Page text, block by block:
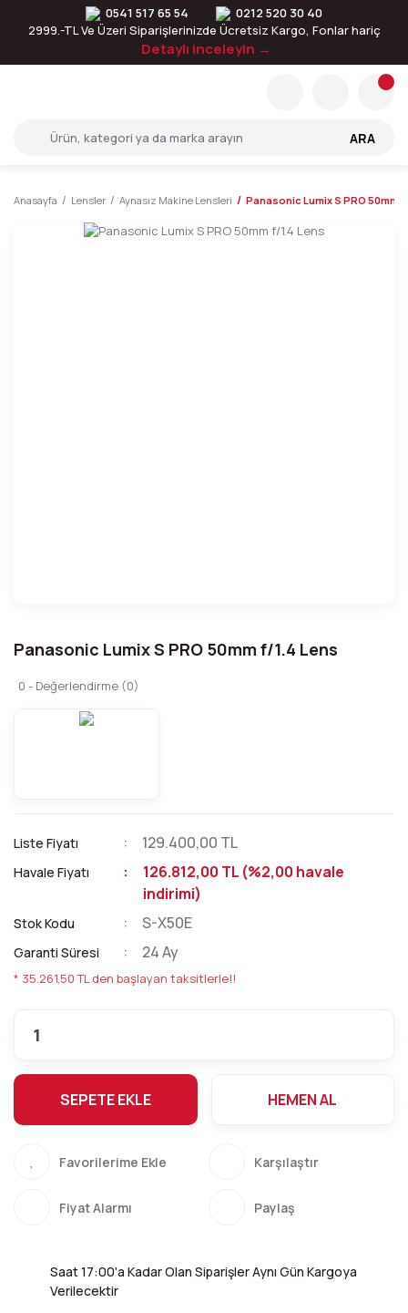
0541 517 65 54
0212 520 30 40
2999.-TL Ve Üzeri Siparişlerinizde Ücretsiz Kargo, Fonlar hariç
Detaylı inceleyin →
ARA
Anasayfa Lensler Aynasız Makine Lensleri Panasonic Lumix S PRO 50mm
Panasonic Lumix S PRO 50mm f/1.4 Lens
0 - Değerlendirme (0)
Liste Fiyatı 129.400,00 TL
Havale Fiyatı
126.812,00 TL (%2,00 havale
indirimi)
Stok Kodu S-X50E
Garanti Süresi 24 Ay
* 35.261,50 TL den başlayan taksitlerle!!
SEPETE EKLE HEMEN AL
Karşılaştır
Fiyat Alarmı Paylaş
Saat 17:00'a Kadar Olan Siparişler Aynı Gün Kargoya
Verilecektir